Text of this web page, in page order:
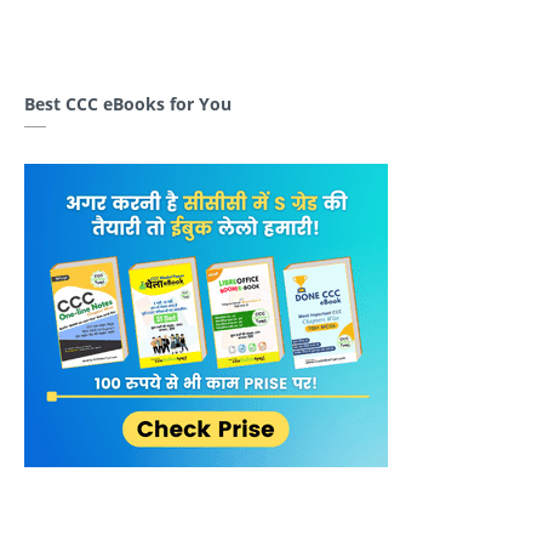
Best CCC eBooks for You